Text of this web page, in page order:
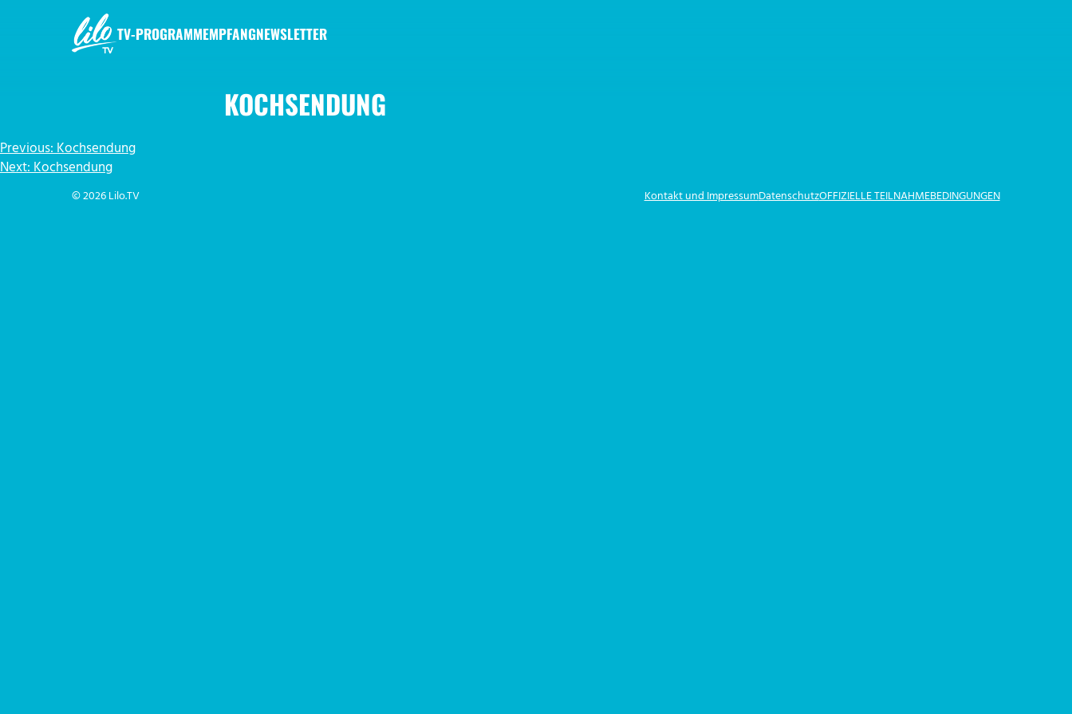
TV-PROGRAMMEMPFANGNEWSLETTER
KOCHSENDUNG
BEITRAGSNAVIGATION
Previous:Kochsendung
Next:Kochsendung
© 2026 Lilo.TV Kontakt und ImpressumDatenschutzOFFIZIELLE TEILNAHMEBEDINGUNGEN